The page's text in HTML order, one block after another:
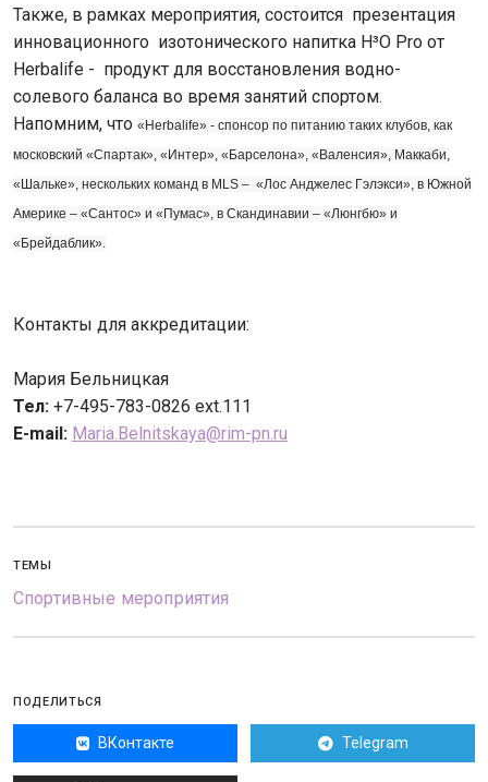
Также, в рамках мероприятия, состоится презентация
инновационного изотонического напитка H³O Pro от
Herbalifе - продукт для восстановления водно-
солевого баланса во время занятий спортом.
Напомним, что «Herbalife» - спонсор по питанию таких клубов, как
московский «Спартак», «Интер», «Барселона», «Валенсия», Маккаби,
«Шальке», нескольких команд в MLS – «Лос Анджелес Гэлэкси», в Южной
Америке – «Сантос» и «Пумас», в Скандинавии – «Люнгбю» и
«Брейдаблик».
Контакты для аккредитации:
Мария Бельницкая
Тел: +7-495-783-0826 ext.111
E-mail: Maria.Belnitskaya@rim-pn.ru
ТЕМЫ
Спортивные мероприятия
ПОДЕЛИТЬСЯ
ВКонтакте Telegram